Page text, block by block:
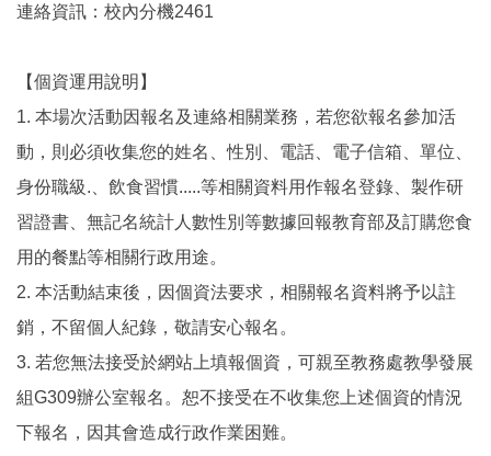
連絡資訊：校內分機2461
【個資運用說明】
1. 本場次活動因報名及連絡相關業務，若您欲報名參加活
動，則必須收集您的姓名、性別、電話、電子信箱、單位、
身份職級.、飲食習慣.....等相關資料用作報名登錄、製作研
習證書、無記名統計人數性別等數據回報教育部及訂購您食
用的餐點等相關行政用途。
2. 本活動結束後，因個資法要求，相關報名資料將予以註
銷，不留個人紀錄，敬請安心報名。
3. 若您無法接受於網站上填報個資，可親至教務處教學發展
組G309辦公室報名。恕不接受在不收集您上述個資的情況
下報名，因其會造成行政作業困難。